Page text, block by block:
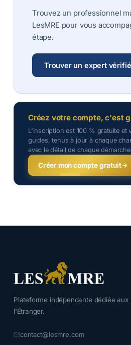
Trouvez un professionnel
LesMRE pour vous
étape.
Trouver un expert vérifié
Créez votre compte, c'est
L'inscription est 100 % gratuite et
guides, tenus à jour à chaque
avec le détail de chaque démarche
Créer mon compte gratuit
Plateforme indépendante dédiée aux
l'Étranger.
contact@lesmre.com